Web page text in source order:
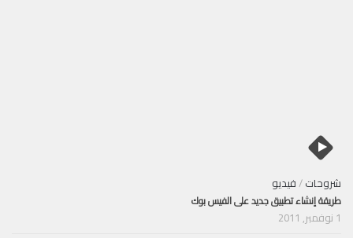
شروحات/فيديو
طريقة إنشاء تطبيق جديد على الفيس بوك